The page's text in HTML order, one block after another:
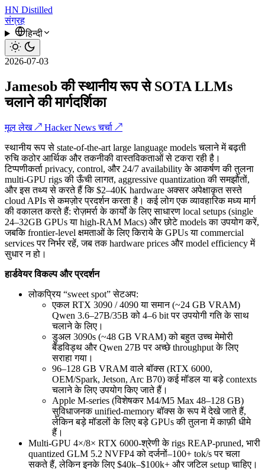
HN Distilled
संग्रह
हिन्दी
2026-07-03
Jamesob की स्थानीय रूप से SOTA LLMs
चलाने की मार्गदर्शिका
मूल लेख ↗ Hacker News चर्चा ↗
स्थानीय रूप से state-of-the-art large language models चलाने में बढ़ती
रुचि कठोर आर्थिक और तकनीकी वास्तविकताओं से टकरा रही है।
टिप्पणीकर्ता privacy, control, और 24/7 availability के आकर्षण की तुलना
multi‑GPU rigs की ऊँची लागत, aggressive quantization की समझौतों,
और इस तथ्य से करते हैं कि $2–40K hardware अक्सर अपेक्षाकृत सस्ते
cloud APIs से कमज़ोर प्रदर्शन करता है। कई लोग एक व्यावहारिक मध्य मार्ग
की वकालत करते हैं: रोज़मर्रा के कार्यों के लिए साधारण local setups (single
24–32GB GPUs या high‑RAM Macs) और छोटे models का उपयोग करें,
जबकि frontier‑level क्षमताओं के लिए किराये के GPUs या commercial
services पर निर्भर रहें, जब तक hardware prices और model efficiency में
सुधार न हो।
हार्डवेयर विकल्प और प्रदर्शन
लोकप्रिय “sweet spot” सेटअप:
एकल RTX 3090 / 4090 या समान (~24 GB VRAM)
Qwen 3.6–27B/35B को 4–6 bit पर उपयोगी गति के साथ
चलाने के लिए।
डुअल 3090s (~48 GB VRAM) को बहुत उच्च मेमोरी
बैंडविड्थ और Qwen 27B पर अच्छे throughput के लिए
सराहा गया।
96–128 GB VRAM वाले बॉक्स (RTX 6000,
OEM/Spark, Jetson, Arc B70) कई मॉडल या बड़े contexts
चलाने के लिए उपयोग किए जाते हैं।
Apple M-series (विशेषकर M4/M5 Max 48–128 GB)
सुविधाजनक unified-memory बॉक्स के रूप में देखे जाते हैं,
लेकिन बड़े मॉडलों के लिए बड़े GPUs की तुलना में काफ़ी धीमे
हैं।
Multi-GPU 4×/8× RTX 6000-श्रेणी के rigs REAP-pruned, भारी
quantized GLM 5.2 NVFP4 को दर्जनों–100+ tok/s पर चला
सकते हैं, लेकिन इनके लिए $40k–$100k+ और जटिल setup चाहिए।